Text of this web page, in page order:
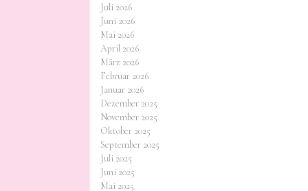
Juli 2026
Juni 2026
Mai 2026
April 2026
März 2026
Februar 2026
Januar 2026
Dezember 2025
November 2025
Oktober 2025
September 2025
Juli 2025
Juni 2025
Mai 2025